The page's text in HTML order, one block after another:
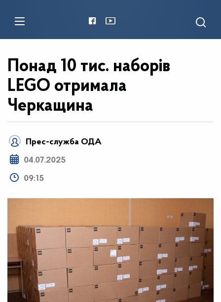
Понад 10 тис. наборів
LEGO отримала
Черкащина
Прес-служба ОДА
04.07.2025
09:15